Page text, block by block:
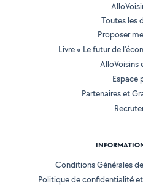
Toutes les
Proposer
Livre « Le futur de
AlloVoisins
Espace
Partenaires et
Conditions Générales
Politique de confidentialité